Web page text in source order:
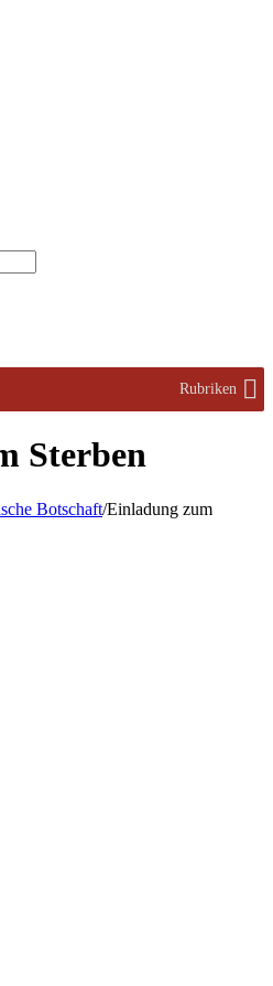
Rubriken
Sterben
Botschaft/Einladung zum